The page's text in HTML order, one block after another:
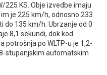
225 KS. Obje izvedbe imaju
je 225 km/h, odnosno 233
do 135 km/h. Ubrzanje od 0
8,1 sekundi, dok kod
potrošnja po WLTP-u je 1,2-
stupanjskim automatskim